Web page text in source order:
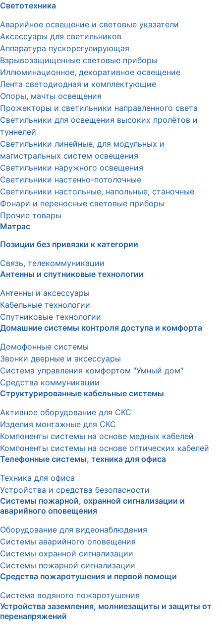
Светотехника
Аварийное освещение и световые указатели
Аксессуары для светильников
Аппаратура пускорегулирующая
Взрывозащищенные световые приборы
Иллюминационное, декоративное освещение
Лента светодиодная и комплектующие
Опоры, мачты освещения
Прожекторы и светильники направленного света
Светильники для освещения высоких пролётов и
туннелей
Светильники линейные, для модульных и
магистральных систем освещения
Светильники наружного освещения
Светильники настенно-потолочные
Светильники настольные, напольные, станочные
Фонари и переносные световые приборы
Прочие товары
Матрас
Позиции без привязки к категории
Связь, телекоммуникации
Антенны и спутниковые технологии
Антенны и аксессуары
Кабельные технологии
Спутниковые технологии
Домашние системы контроля доступа и комфорта
Домофонные системы
Звонки дверные и аксессуары
Система управления комфортом "Умный дом"
Средства коммуникации
Структурированные кабельные системы
Активное оборудование для СКС
Изделия монтажные для СКС
Компоненты системы на основе медных кабелей
Компоненты системы на основе оптических кабелей
Телефонные системы, техника для офиса
Техника для офиса
Устройства и средства безопасности
Системы пожарной, охранной сигнализации и
аварийного оповещения
Оборудование для видеонаблюдения
Системы аварийного оповещения
Системы охранной сигнализации
Системы пожарной сигнализации
Средства пожаротушения и первой помощи
Система водяного пожаротушения
Устройства заземления, молниезащиты и защиты от
перенапряжений